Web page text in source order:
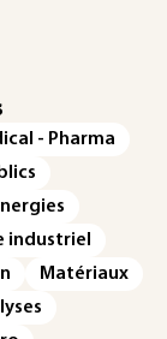
- Pharma
industriel
Matériaux